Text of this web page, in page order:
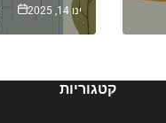
ינו 14, 2025
קטגוריות